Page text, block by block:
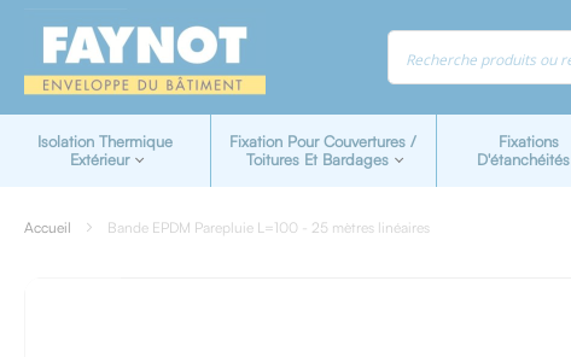
Isolation Thermique
Extérieur
Fixation Pour Couvertures /
Toitures Et Bardages
Fixations
D'étanchéités
Accueil Bande EPDM Parepluie L=100 - 25 mètres linéaires